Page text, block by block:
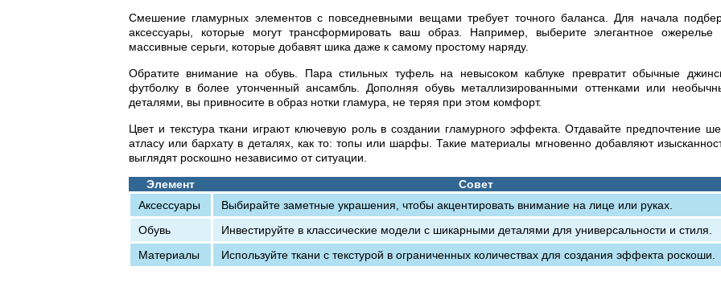
Смешение гламурных элементов с повседневными вещами требует точного баланса. Для начала
аксессуары, которые могут трансформировать ваш образ. Например, выберите элегантное ожерелье
массивные серьги, которые добавят шика даже к самому простому наряду.
Обратите внимание на обувь. Пара стильных туфель на невысоком каблуке превратит обычные
футболку в более утонченный ансамбль. Дополняя обувь металлизированными оттенками или
деталями, вы привносите в образ нотки гламура, не теряя при этом комфорт.
Цвет и текстура ткани играют ключевую роль в создании гламурного эффекта. Отдавайте предпочтение
атласу или бархату в деталях, как то: топы или шарфы. Такие материалы мгновенно добавляют
выглядят роскошно независимо от ситуации.
Элемент
Совет
Аксессуары
Выбирайте заметные украшения, чтобы акцентировать внимание на лице или руках.
Обувь
Инвестируйте в классические модели с шикарными деталями для универсальности и стиля.
Материалы
Используйте ткани с текстурой в ограниченных количествах для создания эффекта роскоши.